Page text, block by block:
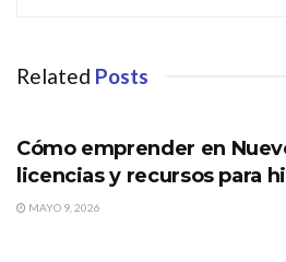
Related Posts
Cómo emprender en
licencias y recursos para
MAYO 9, 2026